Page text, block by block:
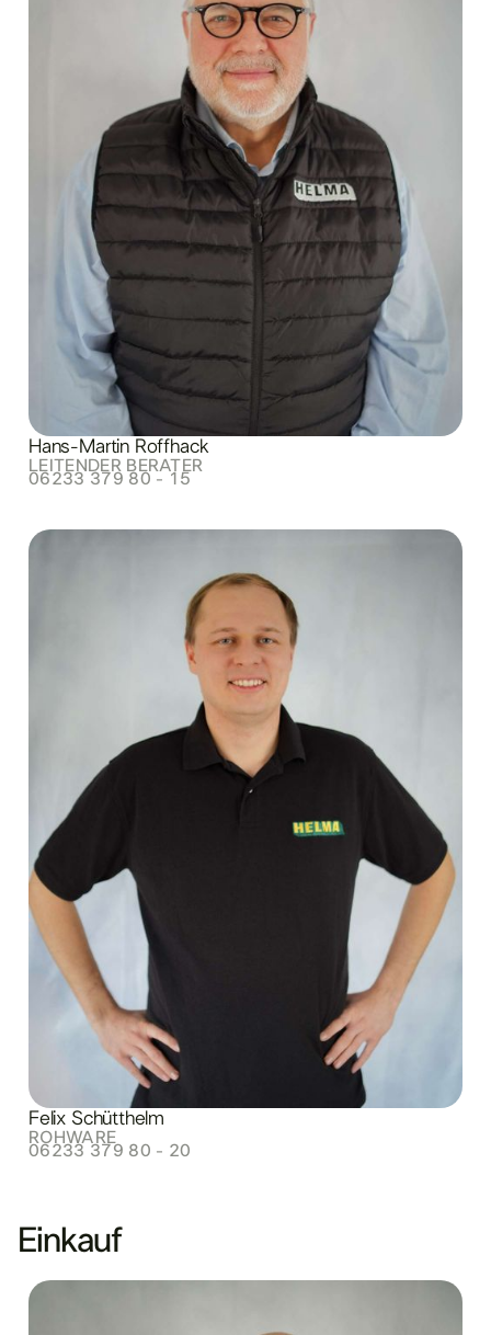
Hans-Martin Roffhack
LEITENDER BERATER
06233 379 80 - 15
Felix Schütthelm
ROHWARE
06233 379 80 - 20
Einkauf